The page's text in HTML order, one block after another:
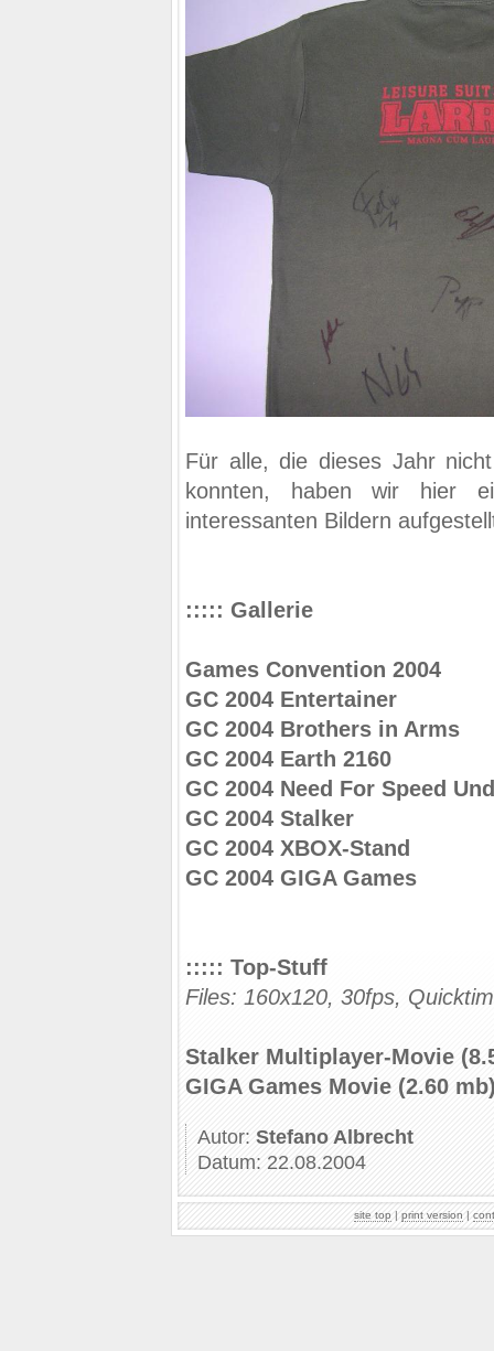
Für alle, die dieses Jahr
konnten, haben wir hier
interessanten Bildern
::::: Gallerie
Games Convention 2004
GC 2004 Entertainer
GC 2004 Brothers in Arms
GC 2004 Earth 2160
GC 2004 Need For Speed
GC 2004 Stalker
GC 2004 XBOX-Stand
GC 2004 GIGA Games
::::: Top-Stuff
Files: 160x120, 30fps,
Stalker Multiplayer-Movie
GIGA Games Movie (2.60
Autor: Stefano Albrecht
Datum: 22.08.2004
site top | print version |